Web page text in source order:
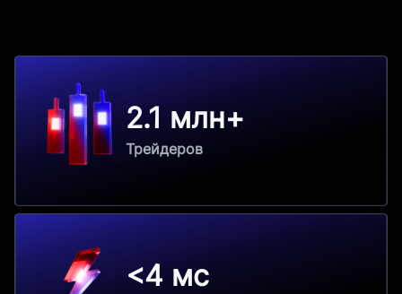
2.1 млн+
Трейдеров
<4 мс